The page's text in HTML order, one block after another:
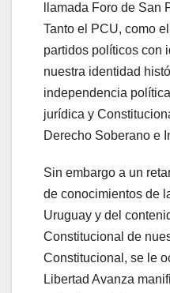
llamada Foro de San
Tanto el PCU, como
partidos políticos con
nuestra identidad
independencia
jurídica y
Derecho Soberano e
Sin embargo a un
de conocimientos de
Uruguay y del
Constitucional de
Constitucional, se le
Libertad Avanza